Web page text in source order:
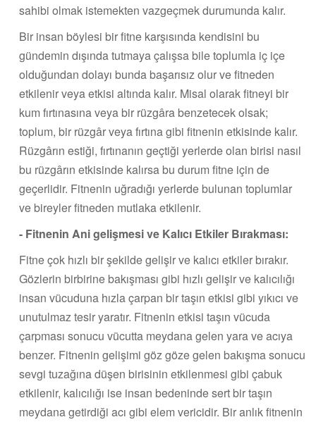
sahibi olmak istemekten vazgeçmek durumunda kalır.
Bir insan böylesi bir fitne karşısında kendisini bu
gündemin dışında tutmaya çalışsa bile toplumla iç içe
olduğundan dolayı bunda başarısız olur ve fitneden
etkilenir veya etkisi altında kalır. Misal olarak fitneyi bir
kum fırtınasına veya bir rüzgâra benzetecek olsak;
toplum, bir rüzgâr veya fırtına gibi fitnenin etkisinde kalır.
Rüzgârın estiği, fırtınanın geçtiği yerlerde olan birisi nasıl
bu rüzgârın etkisinde kalırsa bu durum fitne için de
geçerlidir. Fitnenin uğradığı yerlerde bulunan toplumlar
ve bireyler fitneden mutlaka etkilenir.
- Fitnenin Ani gelişmesi ve Kalıcı Etkiler Bırakması:
Fitne çok hızlı bir şekilde gelişir ve kalıcı etkiler bırakır.
Gözlerin birbirine bakışması gibi hızlı gelişir ve kalıcılığı
insan vücuduna hızla çarpan bir taşın etkisi gibi yıkıcı ve
unutulmaz tesir yaratır. Fitnenin etkisi taşın vücuda
çarpması sonucu vücutta meydana gelen yara ve acıya
benzer. Fitnenin gelişimi göz göze gelen bakışma sonucu
sevgi tuzağına düşen birisinin etkilenmesi gibi çabuk
etkilenir, kalıcılığı ise insan bedeninde sert bir taşın
meydana getirdiği acı gibi elem vericidir. Bir anlık fitnenin